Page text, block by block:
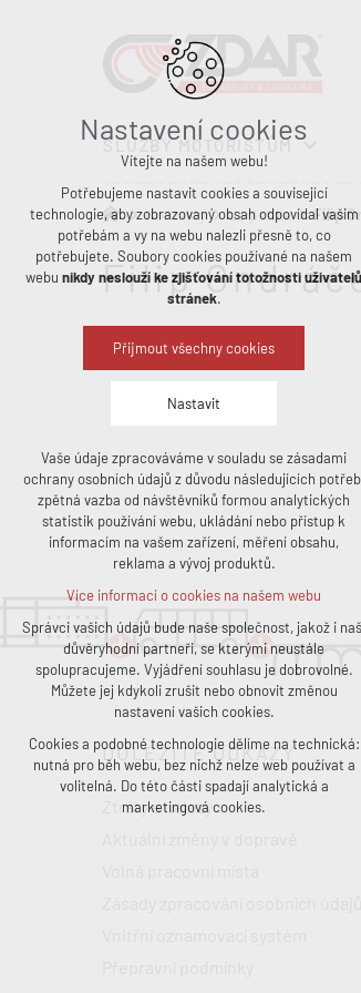
SLUŽBY MOTORISTŮM
Kontakty Logistika Filip
Filip
DŮLEŽITÉ ODKAZY
Ztráty a nálezy
Nastavení cookies
Vítejte na našem webu!
Potřebujeme nastavit cookies a související
technologie, aby zobrazovaný obsah odpovídal vašim
potřebám a vy na webu nalezli přesně to, co
potřebujete. Soubory cookies používané na našem
webu nikdy neslouží ke zjišťování totožnosti uživatelů
stránek.
Přijmout všechny cookies
Nastavit
Technická cookies
nutná pro provozování webu
udržení kontextu stránek (session):
případná přihlášení, volby jazyka, apod.
analytická pro anonymizované vyhodnocení
návštěvnosti
marketingová cookies (Google, Facebook)
Více informací o cookies na našem webu
Přijmout všechny cookies
Odmítnout vše
Vaše údaje zpracováváme v souladu se zásadami
ochrany osobních údajů z důvodu následujících
zpětná vazba od návštěvníků formou analytických
statistik používání webu, ukládání nebo přístup k
informacím na vašem zařízení, měření obsahu,
reklama a vývoj produktů.
Více informací o cookies na našem webu
Správci vašich údajů bude naše společnost, jakož i
důvěryhodní partneři, se kterými neustále
spolupracujeme. Vyjádření souhlasu je dobrovolné.
Můžete jej kdykoli zrušit nebo obnovit změnou
nastavení vašich cookies.
Cookies a podobné technologie dělíme na technická:
nutná pro běh webu, bez nichž nelze web používat a
volitelná. Do této části spadají analytická a
marketingová cookies.